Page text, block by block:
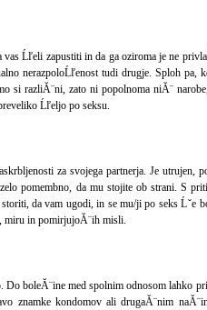
Ĺľeli zapustiti in da ga oziroma je ne
nerazpoloĹľenost tudi drugje. Sploh pa,
si razliĂ¨ni, zato ni popolnoma niĂ¨
Ĺľeljo po seksu.
za svojega partnerja. Je utrujen,
pomembno, da mu stojite ob strani. S
da vam ugodi, in se mu/ji po seks Ĺˇe
miru in pomirjujoĂ¨ih misli.
boleĂ¨ine med spolnim odnosom lahko
znamke kondomov ali drugaĂ¨nim